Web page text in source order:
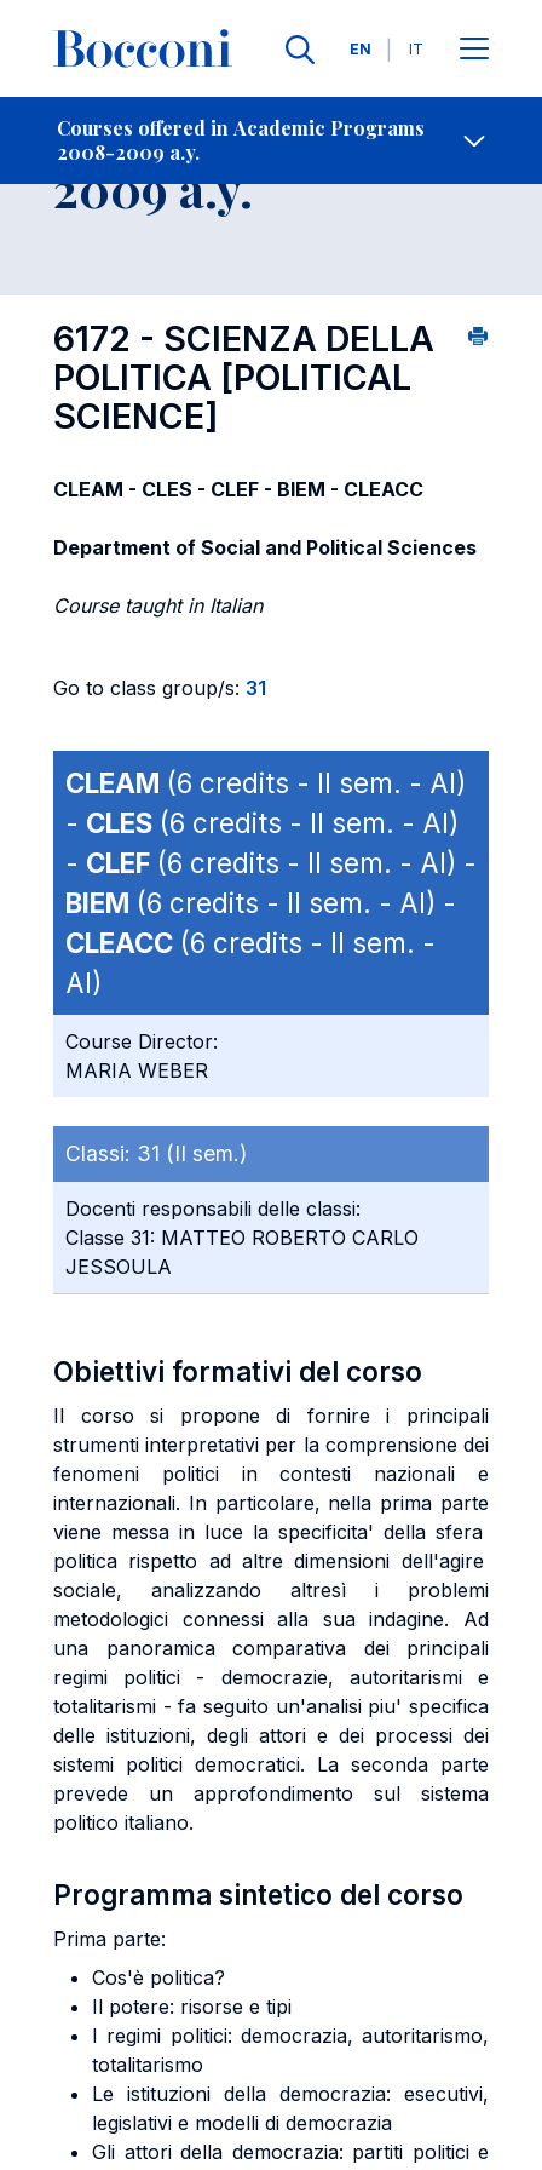
Languages
EN IT
Courses offered in Academic Programs
2008-2009 a.y.
- Contact Us
Course 2008-
2009 a.y.
6172 - SCIENZA DELLA
POLITICA [POLITICAL
SCIENCE]
CLEAM - CLES - CLEF - BIEM - CLEACC
Department of Social and Political Sciences
Course taught in Italian
Go to class group/s: 31
CLEAM (6 credits - II sem. - AI)
- CLES (6 credits - II sem. - AI)
- CLEF (6 credits - II sem. - AI) -
BIEM (6 credits - II sem. - AI) -
CLEACC (6 credits - II sem. -
AI)
Course Director:
MARIA WEBER
Classi: 31 (II sem.)
Docenti responsabili delle classi:
Classe 31: MATTEO ROBERTO CARLO
JESSOULA
Obiettivi formativi del corso
Il corso si propone di fornire i principali
strumenti interpretativi per la comprensione dei
fenomeni politici in contesti nazionali e
internazionali. In particolare, nella prima parte
viene messa in luce la specificita' della sfera
politica rispetto ad altre dimensioni dell'agire
sociale, analizzando altresì i problemi
metodologici connessi alla sua indagine. Ad
una panoramica comparativa dei principali
regimi politici - democrazie, autoritarismi e
totalitarismi - fa seguito un'analisi piu' specifica
delle istituzioni, degli attori e dei processi dei
sistemi politici democratici. La seconda parte
prevede un approfondimento sul sistema
politico italiano.
Programma sintetico del corso
Prima parte:
Cos'è politica?
Il potere: risorse e tipi
I regimi politici: democrazia, autoritarismo,
totalitarismo
Le istituzioni della democrazia: esecutivi,
legislativi e modelli di democrazia
Gli attori della democrazia: partiti politici e